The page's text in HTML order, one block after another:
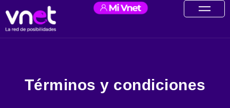
Términos y condiciones